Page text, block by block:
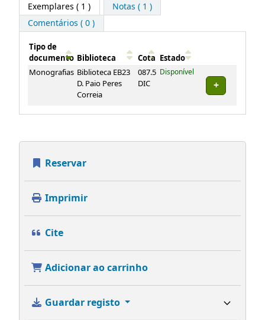
Exemplares ( 1 )
Notas ( 1 )
Comentários ( 0 )
Exemplares
Tipo de
documento Biblioteca Cota Estado
Monografias Biblioteca EB23
D. Paio Peres
Correia
087.5
DIC
Disponível
Reservar
Imprimir
Cite
Adicionar ao carrinho
Guardar registo